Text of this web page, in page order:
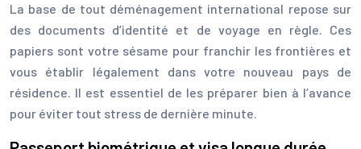
La base de tout déménagement international repose sur
des documents d’identité et de voyage en règle. Ces
papiers sont votre sésame pour franchir les frontières et
vous établir légalement dans votre nouveau pays de
résidence. Il est essentiel de les préparer bien à l’avance
pour éviter tout stress de dernière minute.